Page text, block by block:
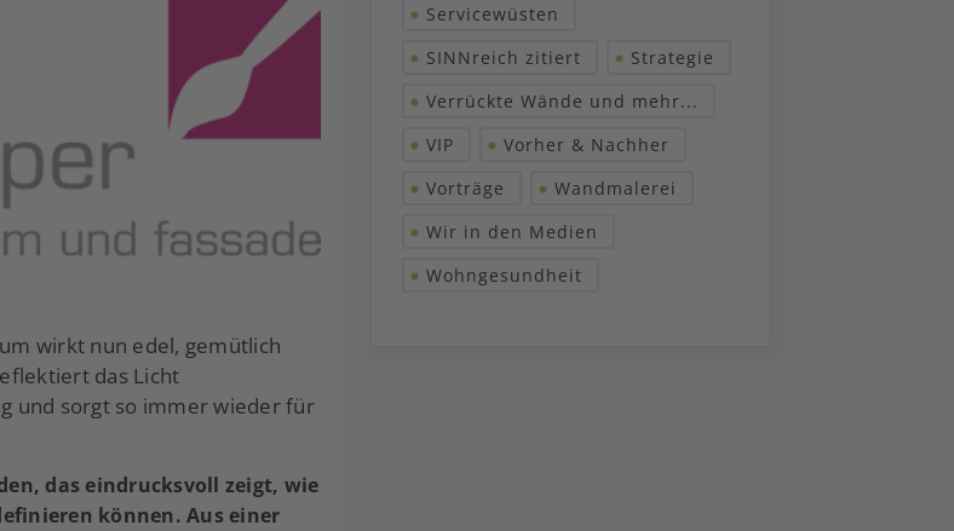
wirkt nun edel, gemütlich
das Licht
und sorgt so immer wieder für
das eindrucksvoll zeigt, wie
können. Aus einer
Servicewüsten
SINNreich zitiert
Strategie
Verrückte Wände und mehr...
VIP
Vorher & Nachher
Vorträge
Wandmalerei
Wir in den Medien
Wohngesundheit